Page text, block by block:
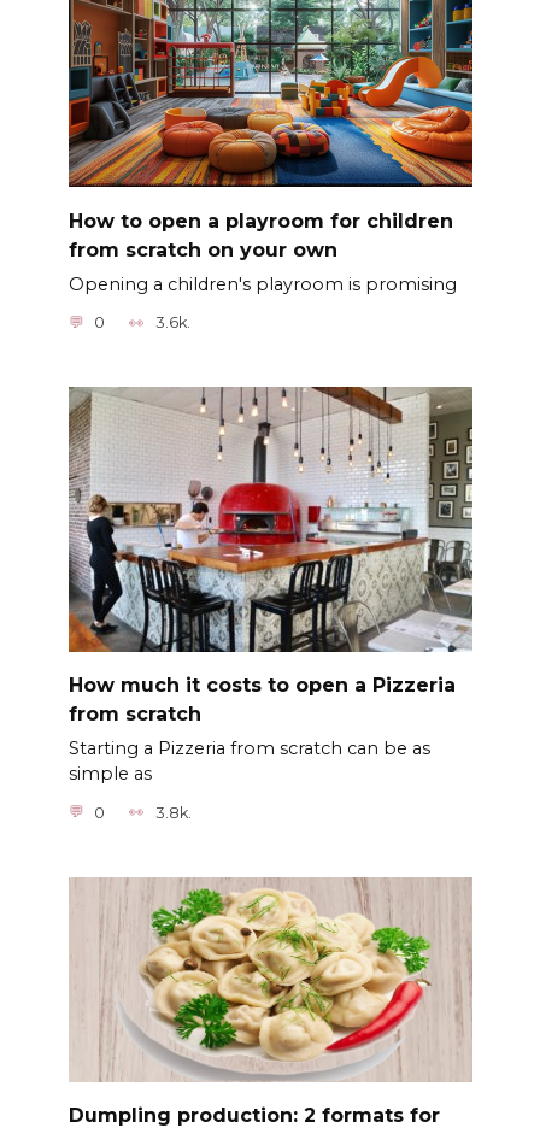
How to open a playroom for children
from scratch on your own
Opening a children's playroom is promising
0 3.6k.
How much it costs to open a Pizzeria
from scratch
Starting a Pizzeria from scratch can be as
simple as
0 3.8k.
Dumpling production: 2 formats for